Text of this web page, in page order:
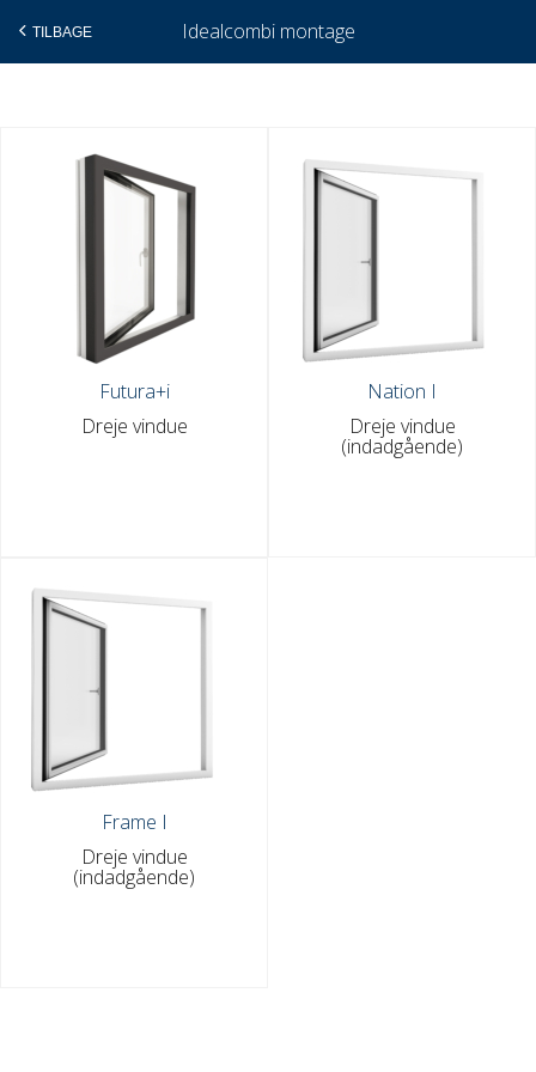
TILBAGE Idealcombi montage
Futura+i
Dreje vindue
Nation I
Dreje vindue
(indadgående)
Frame I
Dreje vindue
(indadgående)